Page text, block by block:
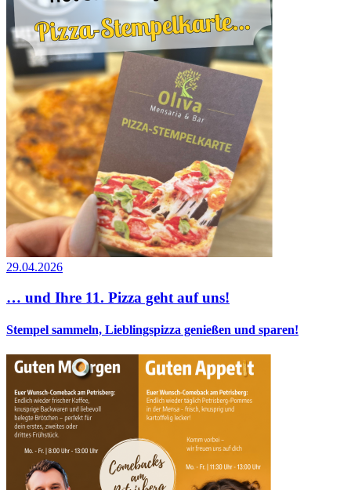
29.04.2026
… und Ihre 11. Pizza geht auf uns!
Stempel sammeln, Lieblingspizza genießen und sparen!